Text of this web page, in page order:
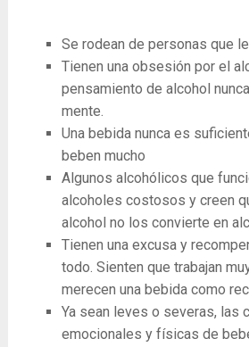
Se rodean de personas que
Tienen una obsesión por el
pensamiento de alcohol
mente.
Una bebida nunca es
beben mucho
Algunos alcohólicos que
alcoholes costosos y creen
alcohol no los convierte en
Tienen una excusa y
todo. Sienten que trabajan
merecen una bebida como
Ya sean leves o severas, las
emocionales y físicas de